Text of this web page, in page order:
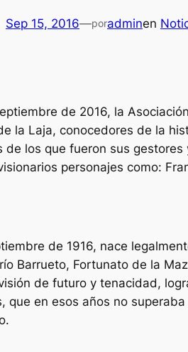
Sep 15, 2016—poradminen
de 2016, la
la Laja, conocedores de la
de los que fueron sus
personajes como:
de 1916, nace
Barrueto, Fortunato de la
de futuro y tenacidad,
que en esos años no